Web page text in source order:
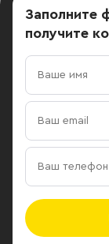
Заполните
получите